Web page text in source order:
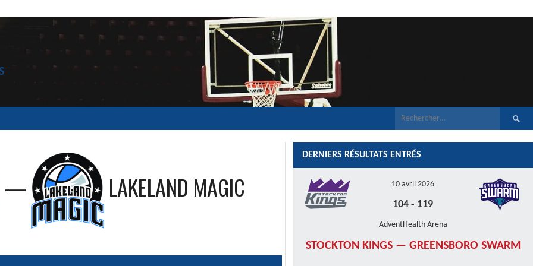
— LAKELAND MAGIC
DERNIERS RÉSULTATS ENTRÉS
10 avril 2026
104 - 119
AdventHealth Arena
STOCKTON KINGS — GREENSBORO SWARM